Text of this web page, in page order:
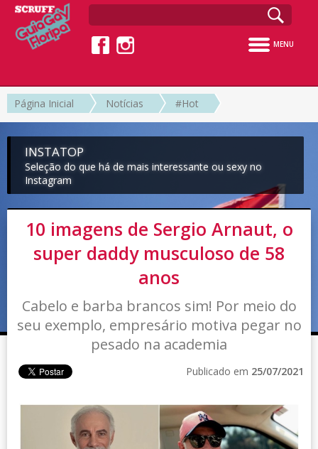
MENU
Página Inicial Notícias #Hot
INSTATOP
Seleção do que há de mais interessante ou sexy no
Instagram
10 imagens de Sergio Arnaut, o
super daddy musculoso de 58
anos
Cabelo e barba brancos sim! Por meio do
seu exemplo, empresário motiva pegar no
pesado na academia
Publicado em 25/07/2021